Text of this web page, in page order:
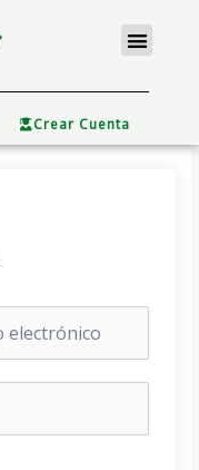
Menu
Crear Cuenta